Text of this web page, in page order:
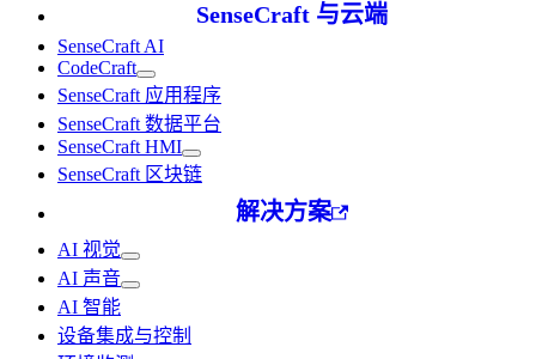
SenseCraft 与云端
SenseCraft AI
CodeCraft
SenseCraft 应用程序
SenseCraft 数据平台
SenseCraft HMI
SenseCraft 区块链
解决方案
AI 视觉
AI 声音
AI 智能
设备集成与控制